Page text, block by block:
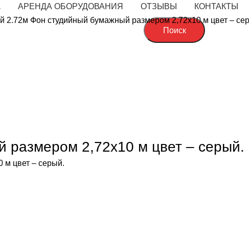
АРЕНДА ОБОРУДОВАНИЯ ОТЗЫВЫ КОНТАКТЫ
Поиск
2.72м Фон студийный бумажный размером 2,72х10 м цвет –
размером 2,72х10 м цвет – серый.
м цвет – серый.